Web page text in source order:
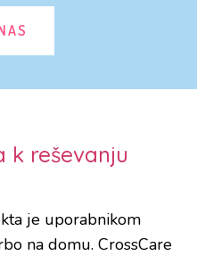
k reševanju
je uporabnikom
na domu. CrossCare